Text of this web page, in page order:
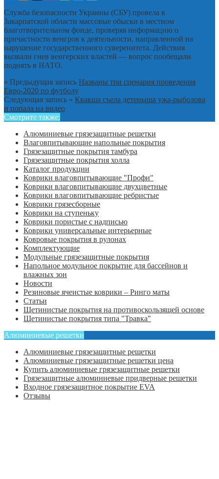
Служба безопасности Украины (СБУ) провела в
Закарпатской области массовые обыски в местном
благотворительном фонде, проверяя информацию о
причастности венгров к деятельности, направленной на
нарушение государственного суверенитета. Действия
вызвали гнев венгерских властей — вопрос пообещали
поднять в НАТО.
« Предыдущая запись Названы три сценария проведения
Евро-2020 по футболу
Следующая запись » Квакша съела детеныша ужа-рыболова
и попала на видео
Смотрите также:
Алюминиевые грязезащитные решетки
Влаговпитывающие напольные покрытия
Грязезащитные покрытия тамбура
Грязезащитные покрытия холла
Каталог продукции
Коврики влаговпитывающие "Профи"
Коврики влаговпитывающие двухцветные
Коврики влаговпитывающие ребристые
Коврики грязесборные
Коврики на ступеньку
Коврики пористые с надписью
Коврики универсальные интерьерные
Ковровые покрытия в рулонах
Комплектующие
Модульные грязезащитные покрытия
Напольное модульное покрытие для бассейнов и
влажных зон
Новости
Резиновые ячеистые коврики – Ринго маты
Статьи
Щетинистые покрытия на противоскользящей основе
Щетинистые покрытия типа "Травка"
Алюминиевые решетки
Алюминиевые грязезащитные решетки
Алюминиевые грязезащитные решетки цена
Купить алюминиевые грязезащитные решетки
Грязезащитные алюминиевые придверные решетки
Входное грязезащитное покрытие EVA
Отзывы